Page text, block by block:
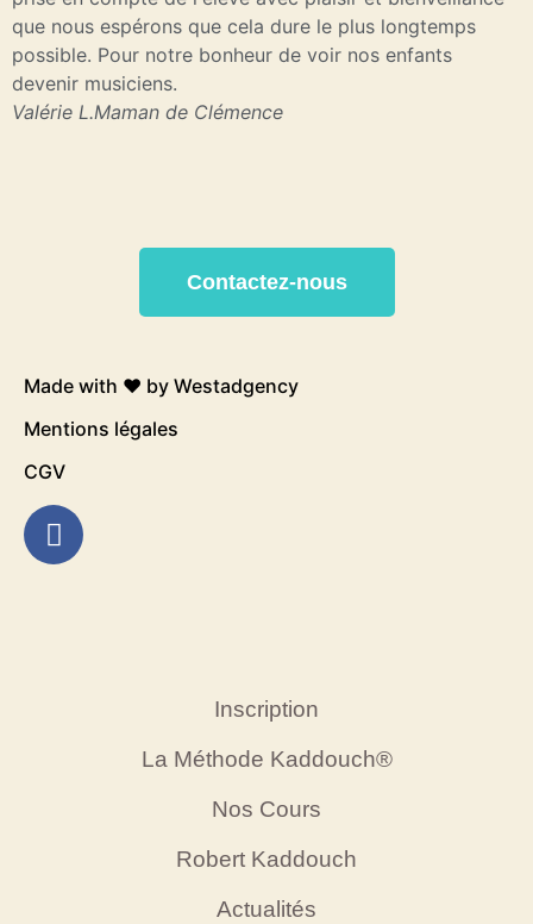
que nous espérons que cela dure le plus longtemps
possible. Pour notre bonheur de voir nos enfants
devenir musiciens.
Valérie L.Maman de Clémence
Contactez-nous
Made with ❤️ by Westadgency
Mentions légales
CGV
Inscription
La Méthode Kaddouch®
Nos Cours
Robert Kaddouch
Actualités